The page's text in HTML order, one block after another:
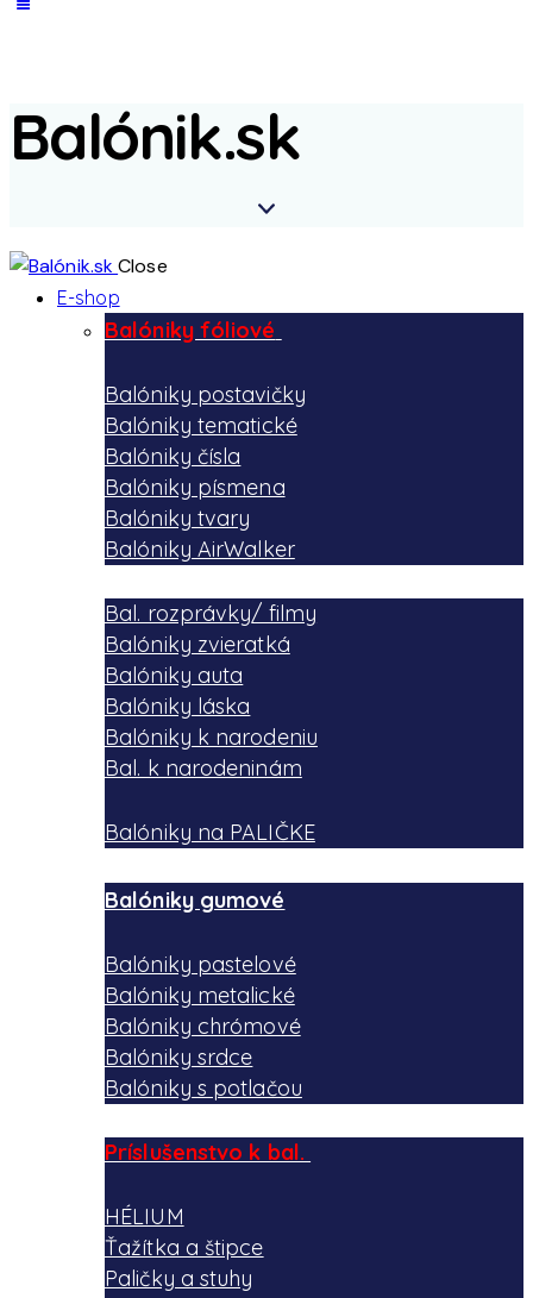
Balónik.sk
Close
E-shop
Balóniky fóliové
Balóniky postavičky
Balóniky tematické
Balóniky čísla
Balóniky písmena
Balóniky tvary
Balóniky AirWalker
Bal. rozprávky/ filmy
Balóniky zvieratká
Balóniky auta
Balóniky láska
Balóniky k narodeniu
Bal. k narodeninám
Balóniky na PALIČKE
Balóniky gumové
Balóniky pastelové
Balóniky metalické
Balóniky chrómové
Balóniky srdce
Balóniky s potlačou
Príslušenstvo k bal.
HÉLIUM
Ťažítka a štipce
Paličky a stuhy